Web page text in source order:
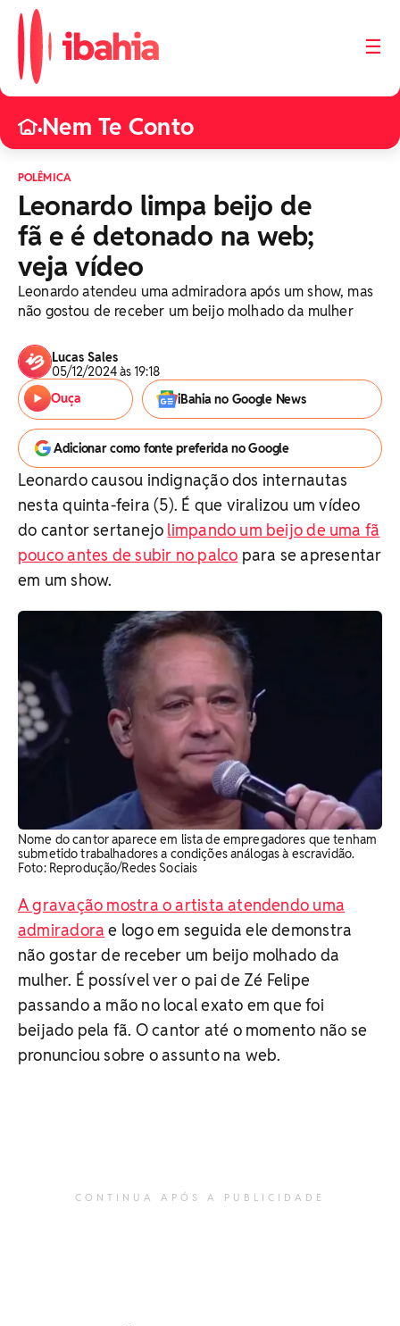
☰
•Nem Te Conto
POLÊMICA
Leonardo limpa beijo de
fã e é detonado na web;
veja vídeo
Leonardo atendeu uma admiradora após um show, mas
não gostou de receber um beijo molhado da mulher
Lucas Sales
05/12/2024 às 19:18
Ouça
iBahia no Google News
Adicionar como fonte preferida no Google
Leonardo causou indignação dos internautas
nesta quinta-feira (5). É que viralizou um vídeo
do cantor sertanejo limpando um beijo de uma fã
pouco antes de subir no palco para se apresentar
em um show.
Nome do cantor aparece em lista de empregadores que tenham
submetido trabalhadores a condições análogas à escravidão.
Foto: Reprodução/Redes Sociais
A gravação mostra o artista atendendo uma
admiradora e logo em seguida ele demonstra
não gostar de receber um beijo molhado da
mulher. É possível ver o pai de Zé Felipe
passando a mão no local exato em que foi
beijado pela fã. O cantor até o momento não se
pronunciou sobre o assunto na web.
CONTINUA APÓS A PUBLICIDADE